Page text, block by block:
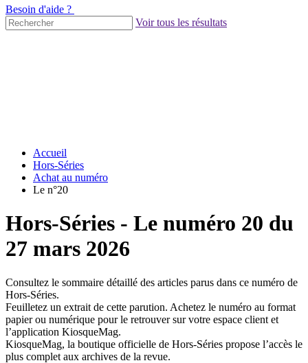
Besoin d'aide ?
Voir tous les résultats
Accueil
Hors-Séries
Achat au numéro
Le n°20
Hors-Séries - Le numéro 20 du
27 mars 2026
Consultez le sommaire détaillé des articles parus dans ce numéro de
Hors-Séries.
Feuilletez un extrait de cette parution. Achetez le numéro au format
papier ou numérique pour le retrouver sur votre espace client et
l’application KiosqueMag.
KiosqueMag, la boutique officielle de Hors-Séries propose l’accès le
plus complet aux archives de la revue.